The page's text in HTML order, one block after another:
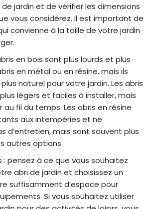
jardin et de vérifier les dimensions
vous considérez. Il est important de
convienne à la taille de votre jardin
en bois sont plus lourds et plus
en métal ou en résine, mais ils
naturel pour votre jardin. Les abris
légers et faciles à installer, mais
au fil du temps. Les abris en résine
aux intempéries et ne
d’entretien, mais sont souvent plus
autres options.
: pensez à ce que vous souhaitez
abri de jardin et choisissez un
suffisamment d’espace pour
Si vous souhaitez utiliser